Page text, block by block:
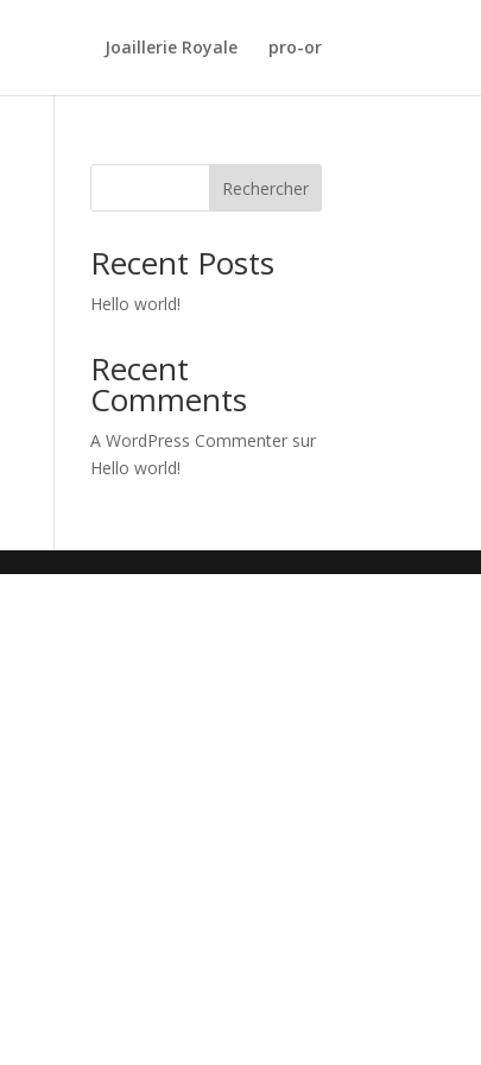
Joaillerie Royale pro-or
Rechercher
Recent Posts
Hello world!
Recent
Comments
A WordPress Commenter sur
Hello world!